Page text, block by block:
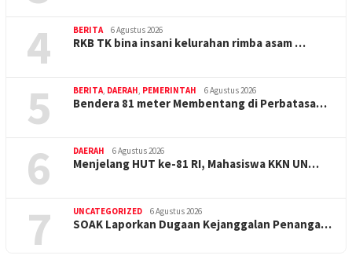
4 BERITA 6 Agustus 2026
RKB TK bina insani kelurahan rimba asam …
5 BERITA, DAERAH, PEMERINTAH 6 Agustus 2026
Bendera 81 meter Membentang di Perbatasa…
6 DAERAH 6 Agustus 2026
Menjelang HUT ke-81 RI, Mahasiswa KKN UN…
7 UNCATEGORIZED 6 Agustus 2026
SOAK Laporkan Dugaan Kejanggalan Penanga…